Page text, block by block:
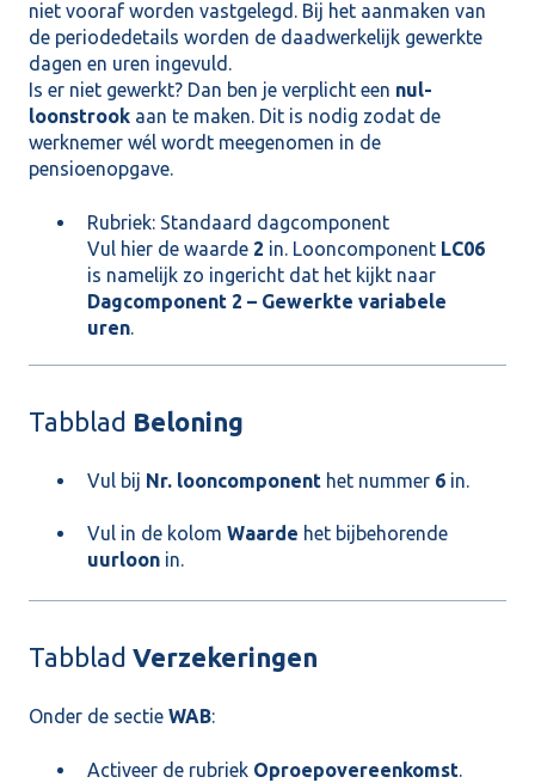
niet vooraf worden vastgelegd. Bij het aanmaken van
de periodedetails worden de daadwerkelijk gewerkte
dagen en uren ingevuld.
Is er niet gewerkt? Dan ben je verplicht een nul-
loonstrook aan te maken. Dit is nodig zodat de
werknemer wél wordt meegenomen in de
pensioenopgave.
Rubriek: Standaard dagcomponent
Vul hier de waarde 2 in. Looncomponent LC06
is namelijk zo ingericht dat het kijkt naar
Dagcomponent 2 – Gewerkte variabele
uren
Tabblad Beloning
Vul bij Nr. looncomponent het nummer 6 in.
Vul in de kolom Waarde het bijbehorende
uurloon in.
Tabblad Verzekeringen
Onder de sectie WAB:
Activeer de rubriek Oproepovereenkomst